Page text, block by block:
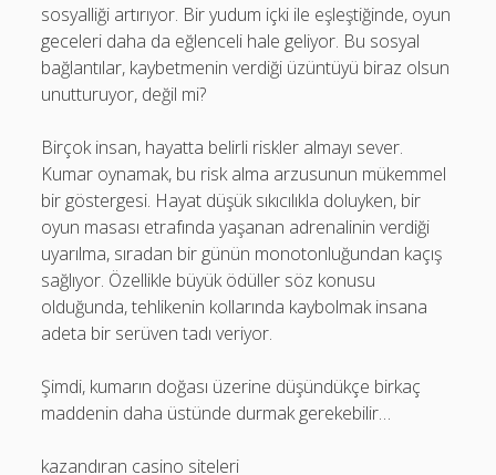
sosyalliği artırıyor. Bir yudum içki ile eşleştiğinde, oyun
geceleri daha da eğlenceli hale geliyor. Bu sosyal
bağlantılar, kaybetmenin verdiği üzüntüyü biraz olsun
unutturuyor, değil mi?
Birçok insan, hayatta belirli riskler almayı sever.
Kumar oynamak, bu risk alma arzusunun mükemmel
bir göstergesi. Hayat düşük sıkıcılıkla doluyken, bir
oyun masası etrafında yaşanan adrenalinin verdiği
uyarılma, sıradan bir günün monotonluğundan kaçış
sağlıyor. Özellikle büyük ödüller söz konusu
olduğunda, tehlikenin kollarında kaybolmak insana
adeta bir serüven tadı veriyor.
Şimdi, kumarın doğası üzerine düşündükçe birkaç
maddenin daha üstünde durmak gerekebilir…
kazandıran casino siteleri